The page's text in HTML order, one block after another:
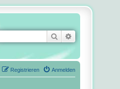
Suche
Anmelden
Registrieren